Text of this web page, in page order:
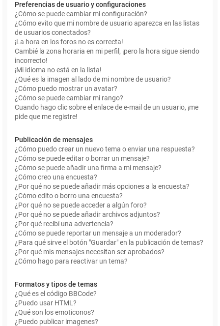
Preferencias de usuario y configuraciones
¿Cómo se puede cambiar mi configuración?
¿Cómo evito que mi nombre de usuario aparezca en las listas
de usuarios conectados?
¡La hora en los foros no es correcta!
Cambié la zona horaria en mi perfil, ¡pero la hora sigue siendo
incorrecto!
¡Mi idioma no está en la lista!
¿Qué es la imagen al lado de mi nombre de usuario?
¿Cómo puedo mostrar un avatar?
¿Cómo se puede cambiar mi rango?
Cuando hago clic sobre el enlace de e-mail de un usuario, ¡me
pide que me registre!
Publicación de mensajes
¿Cómo puedo crear un nuevo tema o enviar una respuesta?
¿Cómo se puede editar o borrar un mensaje?
¿Cómo se puede añadir una firma a mi mensaje?
¿Cómo creo una encuesta?
¿Por qué no se puede añadir más opciones a la encuesta?
¿Cómo edito o borro una encuesta?
¿Por qué no se puede acceder a algún foro?
¿Por qué no se puede añadir archivos adjuntos?
¿Por qué recibí una advertencia?
¿Cómo se puede reportar un mensaje a un moderador?
¿Para qué sirve el botón "Guardar" en la publicación de temas?
¿Por qué mis mensajes necesitan ser aprobados?
¿Cómo hago para reactivar un tema?
Formatos y tipos de temas
¿Qué es el código BBCode?
¿Puedo usar HTML?
¿Qué son los emoticonos?
¿Puedo publicar imagenes?